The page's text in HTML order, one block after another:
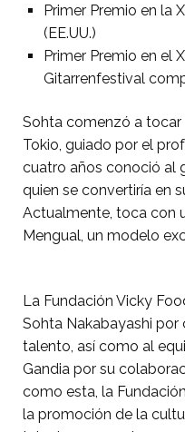
Primer Premio en la
(EE.UU.)
Primer Premio en el
Gitarrenfestival
Sohta comenzó a tocar
Tokio, guiado por el
cuatro años conoció al
quien se convertiría en
Actualmente, toca con
Mengual, un modelo
La Fundación Vicky
Sohta Nakabayashi
talento, así como al
Gandia por su
como esta, la
la promoción de la